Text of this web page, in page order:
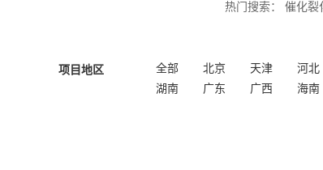
热门搜索： 催化裂
项目地区 全部 北京 天津 河北
湖南
广东 广西 海南